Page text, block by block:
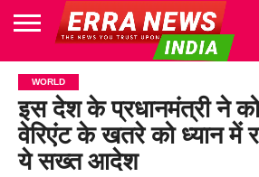
HOME
POLITICS
NEWS
BUSINESS
CULTURE
NATIONAL
SPORTS
LIFESTYLE
TRAVEL
OPINION
BREAKING
NEWS
ENTERTAINMENT
WORLD
CRIME
JOIN
US
WORLD
इस देश के प्रधानमंत्री ने
वेरिएंट के खतरे को ध्यान में
ये सख्त आदेश